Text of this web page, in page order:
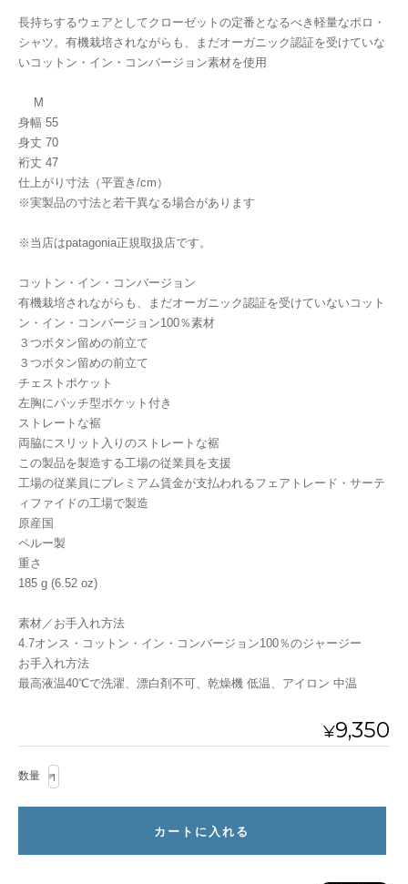
長持ちするウェアとしてクローゼットの定番となるべき軽量なポロ・
シャツ。有機栽培されながらも、まだオーガニック認証を受けていな
いコットン・イン・コンバージョン素材を使用
M
身幅 55
身丈 70
裄丈 47
仕上がり寸法（平置き/cm）
※実製品の寸法と若干異なる場合があります
※当店はpatagonia正規取扱店です。
コットン・イン・コンバージョン
有機栽培されながらも、まだオーガニック認証を受けていないコット
ン・イン・コンバージョン100％素材
３つボタン留めの前立て
３つボタン留めの前立て
チェストポケット
左胸にパッチ型ポケット付き
ストレートな裾
両脇にスリット入りのストレートな裾
この製品を製造する工場の従業員を支援
工場の従業員にプレミアム賃金が支払われるフェアトレード・サーテ
ィファイドの工場で製造
原産国
ペルー製
重さ
185 g (6.52 oz)
素材／お手入れ方法
4.7オンス・コットン・イン・コンバージョン100％のジャージー
お手入れ方法
最高液温40℃で洗濯、漂白剤不可、乾燥機 低温、アイロン 中温
¥9,350
数量